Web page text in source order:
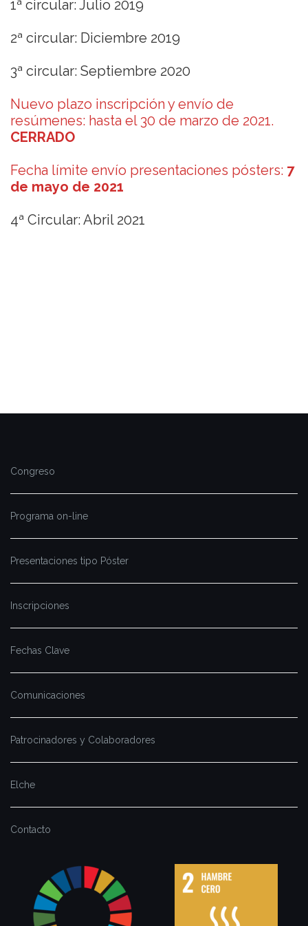
1ª circular: Julio 2019
2ª circular: Diciembre 2019
3ª circular: Septiembre 2020
Nuevo plazo inscripción y envío de
resúmenes: hasta el 30 de marzo de 2021.
CERRADO
Fecha límite envío presentaciones pósters: 7
de mayo de 2021
4ª Circular: Abril 2021
Congreso
Programa on-line
Presentaciones tipo Póster
Inscripciones
Fechas Clave
Comunicaciones
Patrocinadores y Colaboradores
Elche
Contacto